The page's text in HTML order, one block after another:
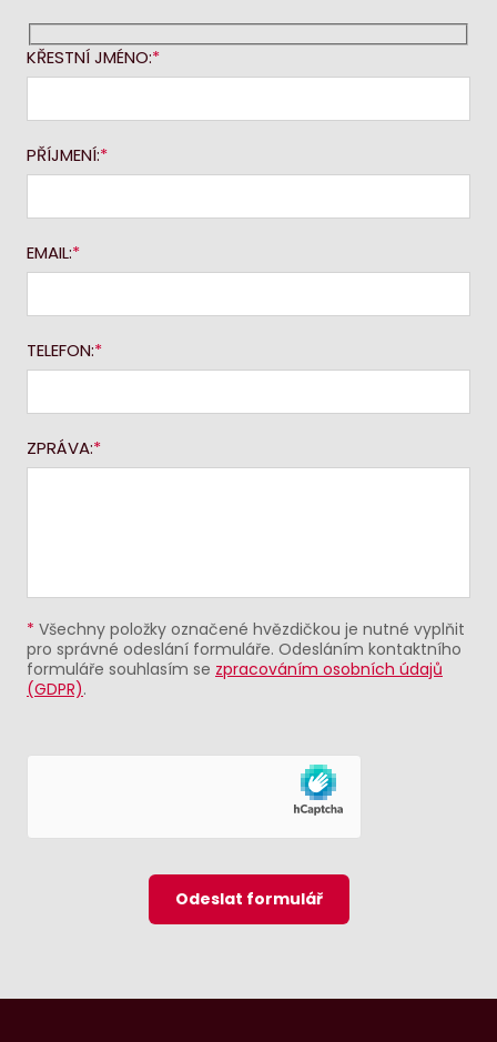
KŘESTNÍ JMÉNO:
PŘÍJMENÍ:
EMAIL:
TELEFON:
ZPRÁVA:
* Všechny položky označené hvězdičkou je nutné vyplňit
pro správné odeslání formuláře. Odesláním kontaktního
formuláře souhlasím se zpracováním osobních údajů
(GDPR).
Odeslat formulář